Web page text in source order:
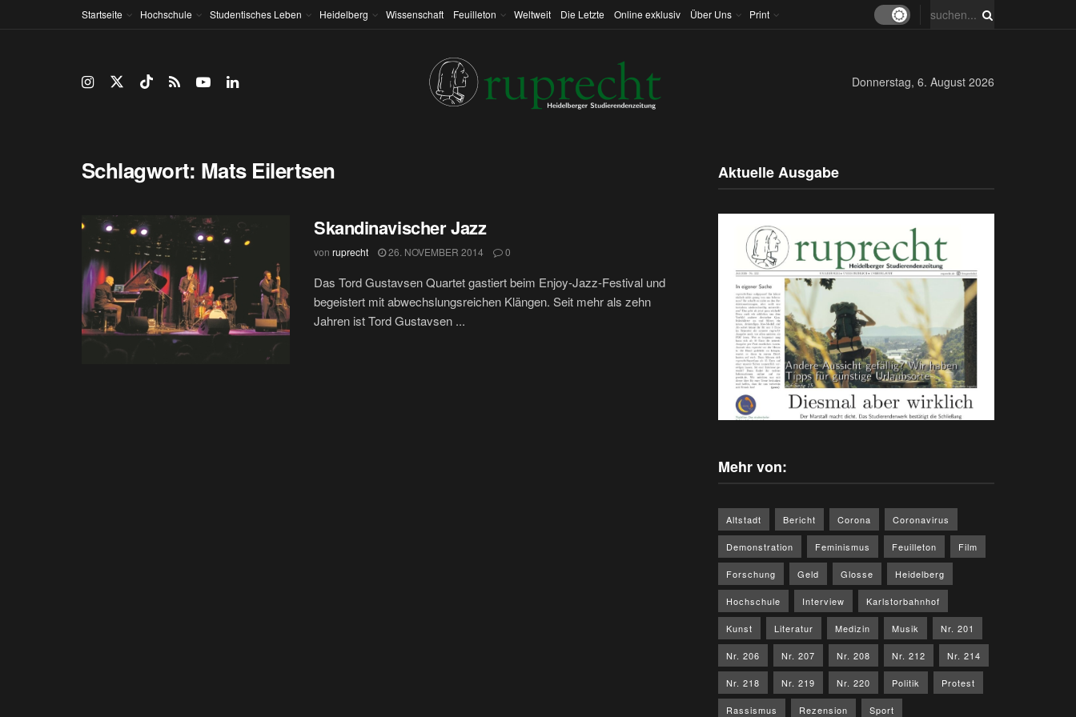
Startseite Hochschule Studentisches Leben Heidelberg Wissenschaft Feuilleton Weltweit Die Letzte Online exklusiv Über Uns Print
Donnerstag, 6. August 2026
Schlagwort: Mats Eilertsen
Skandinavischer Jazz
von ruprecht 26. NOVEMBER 2014 0
Das Tord Gustavsen Quartet gastiert beim Enjoy-Jazz-Festival und
begeistert mit abwechslungsreichen Klängen. Seit mehr als zehn
Jahren ist Tord Gustavsen ...
Aktuelle Ausgabe
Mehr von:
Altstadt Bericht Corona Coronavirus
Demonstration Feminismus Feuilleton Film
Forschung Geld Glosse Heidelberg
Hochschule Interview Karlstorbahnhof
Kunst Literatur Medizin Musik Nr. 201
Nr. 206 Nr. 207 Nr. 208 Nr. 212 Nr. 214
Nr. 218 Nr. 219 Nr. 220 Politik Protest
Rassismus Rezension Sport